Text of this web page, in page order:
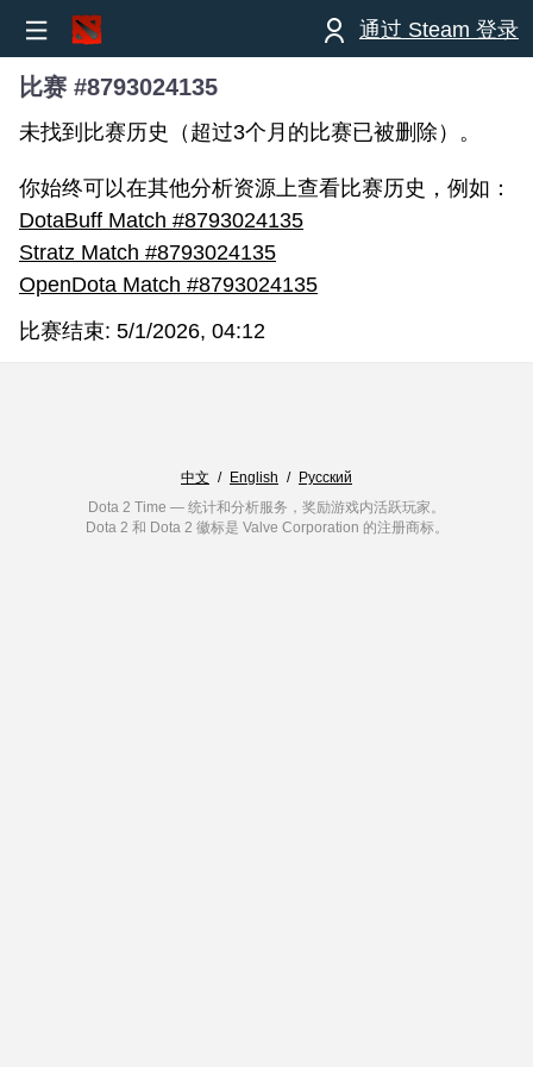
通过 Steam 登录
比赛 #8793024135
未找到比赛历史（超过3个月的比赛已被删除）。
你始终可以在其他分析资源上查看比赛历史，例如：
DotaBuff Match #8793024135
Stratz Match #8793024135
OpenDota Match #8793024135
比赛结束: 5/1/2026, 04:12
中文 / English / Русский
Dota 2 Time — 统计和分析服务，奖励游戏内活跃玩家。
Dota 2 和 Dota 2 徽标是 Valve Corporation 的注册商标。